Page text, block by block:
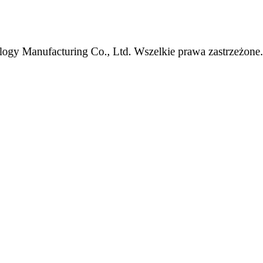
Manufacturing Co., Ltd. Wszelkie prawa zastrzeżone.